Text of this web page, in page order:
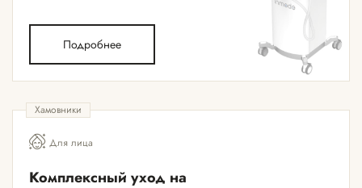
Подробнее
Хамовники
Для лица
Комплексный уход на